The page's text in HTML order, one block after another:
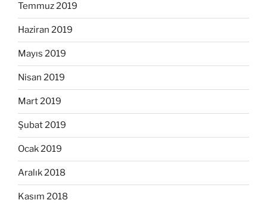
Temmuz 2019
Haziran 2019
Mayıs 2019
Nisan 2019
Mart 2019
Şubat 2019
Ocak 2019
Aralık 2018
Kasım 2018